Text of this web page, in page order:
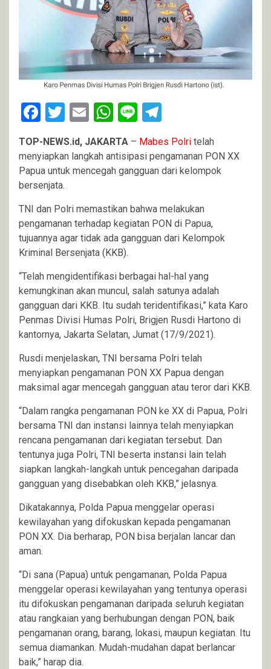
Facebook
Twitter
EmailWhatsApp
Line
TOP-NEWS.id, JAKARTA – Mabes Polri telah
menyiapkan langkah antisipasi pengamanan PON XX
Papua untuk mencegah gangguan dari kelompok
bersenjata.
TNI dan Polri memastikan bahwa melakukan
pengamanan terhadap kegiatan PON di Papua,
tujuannya agar tidak ada gangguan dari Kelompok
Kriminal Bersenjata (KKB).
“Telah mengidentifikasi berbagai hal-hal yang
kemungkinan akan muncul, salah satunya adalah
gangguan dari KKB. Itu sudah teridentifikasi,” kata Karo
Penmas Divisi Humas Polri, Brigjen Rusdi Hartono di
kantornya, Jakarta Selatan, Jumat (17/9/2021).
Rusdi menjelaskan, TNI bersama Polri telah
menyiapkan pengamanan PON XX Papua dengan
maksimal agar mencegah gangguan atau teror dari KKB.
“Dalam rangka pengamanan PON ke XX di Papua, Polri
bersama TNI dan instansi lainnya telah menyiapkan
rencana pengamanan dari kegiatan tersebut. Dan
tentunya juga Polri, TNI beserta instansi lain telah
siapkan langkah-langkah untuk pencegahan daripada
gangguan yang disebabkan oleh KKB,” jelasnya.
Dikatakannya, Polda Papua menggelar operasi
kewilayahan yang difokuskan kepada pengamanan
PON XX. Dia berharap, PON bisa berjalan lancar dan
aman.
“Di sana (Papua) untuk pengamanan, Polda Papua
menggelar operasi kewilayahan yang tentunya operasi
itu difokuskan pengamanan daripada seluruh kegiatan
atau rangkaian yang berhubungan dengan PON, baik
pengamanan orang, barang, lokasi, maupun kegiatan. Itu
semua diamankan. Mudah-mudahan dapat berlancar
baik,” harap dia.